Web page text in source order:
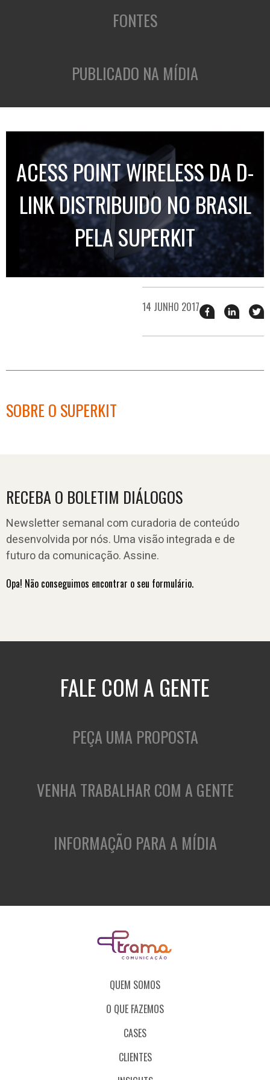
FONTES
PUBLICADO NA MÍDIA
ACESS POINT WIRELESS DA D-
LINK DISTRIBUIDO NO BRASIL
PELA SUPERKIT
14 JUNHO 2017 Compartilhar
esse
no
esse
no
SOBRE O SUPERKIT
RECEBA O BOLETIM DIÁLOGOS
Newsletter semanal com curadoria de conteúdo
desenvolvida por nós. Uma visão integrada e de
futuro da comunicação. Assine.
Opa! Não conseguimos encontrar o seu formulário.
FALE COM A GENTE
PEÇA UMA PROPOSTA
VENHA TRABALHAR COM A GENTE
INFORMAÇÃO PARA A MÍDIA
QUEM SOMOS
O QUE FAZEMOS
CASES
CLIENTES